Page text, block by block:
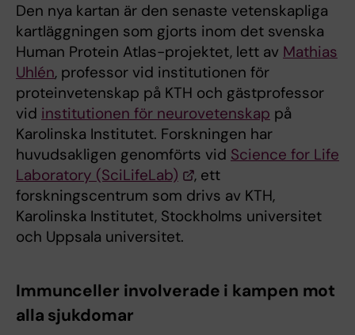
Den nya kartan är den senaste vetenskapliga
kartläggningen som gjorts inom det svenska
Human Protein Atlas-projektet, lett av Mathias
Uhlén, professor vid institutionen för
proteinvetenskap på KTH och gästprofessor
vid institutionen för neurovetenskap på
Karolinska Institutet. Forskningen har
huvudsakligen genomförts vid Science for Life
Laboratory (SciLifeLab)
, ett
forskningscentrum som drivs av KTH,
Karolinska Institutet, Stockholms universitet
och Uppsala universitet.
Immunceller involverade i kampen mot
alla sjukdomar